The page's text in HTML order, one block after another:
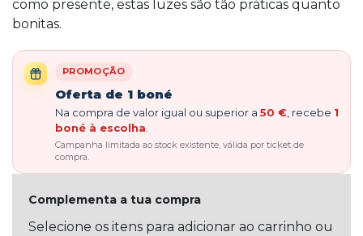
como presente, estas luzes são tão práticas quanto
bonitas.
PROMOÇÃO
Oferta de 1 boné
Na compra de valor igual ou superior a 50 € , recebe 1
boné à escolha
Campanha limitada ao stock existente, válida por ticket de
compra.
Complementa a tua compra
Selecione os itens para adicionar ao carrinho ou